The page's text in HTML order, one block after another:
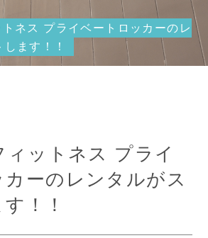
Clinic
ネス プライベートロッカーのレ
ます！！
ットネス プライ
ーのレンタルがス
！！